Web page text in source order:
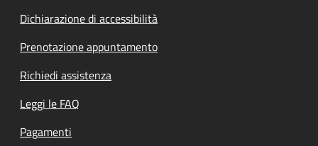
Dichiarazione di accessibilità
Prenotazione appuntamento
Richiedi assistenza
Leggi le FAQ
Pagamenti